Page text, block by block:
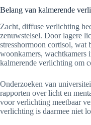
Belang van kalmerende
Zacht, diffuse verlichting
zenuwstelsel. Door lagere
stresshormoon cortisol, wat
woonkamers, wachtkamers
kalmerende verlichting om
Onderzoeken van
rapporten over licht en
voor verlichting meetbaar
verlichting is daarmee niet